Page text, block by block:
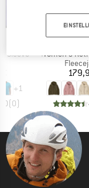
Sleeve
+1
(0)
MARKE
Artikel
Women's Retro